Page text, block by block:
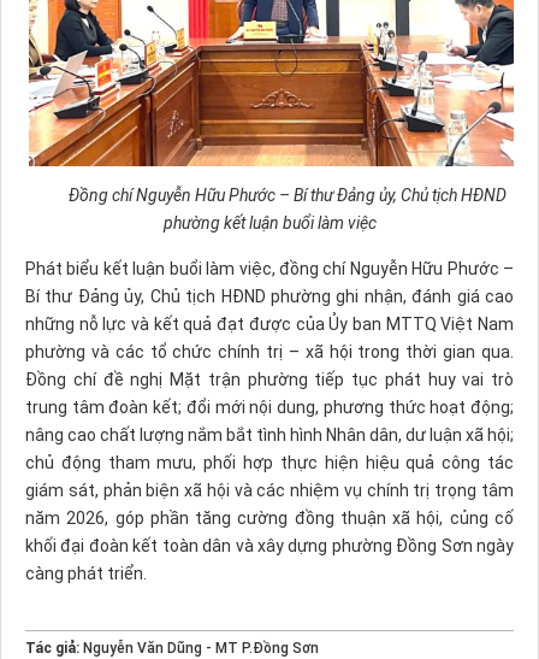
Đồng chí Nguyễn Hữu Phước – Bí thư Đảng ủy, Chủ tịch HĐND
phường kết luận buổi làm việc
Phát biểu kết luận buổi làm việc, đồng chí Nguyễn Hữu Phước –
Bí thư Đảng ủy, Chủ tịch HĐND phường ghi nhận, đánh giá cao
những nỗ lực và kết quả đạt được của Ủy ban MTTQ Việt Nam
phường và các tổ chức chính trị – xã hội trong thời gian qua.
Đồng chí đề nghị Mặt trận phường tiếp tục phát huy vai trò
trung tâm đoàn kết; đổi mới nội dung, phương thức hoạt động;
nâng cao chất lượng nắm bắt tình hình Nhân dân, dư luận xã hội;
chủ động tham mưu, phối hợp thực hiện hiệu quả công tác
giám sát, phản biện xã hội và các nhiệm vụ chính trị trọng tâm
năm 2026, góp phần tăng cường đồng thuận xã hội, củng cố
khối đại đoàn kết toàn dân và xây dựng phường Đồng Sơn ngày
càng phát triển.
Tác giả: Nguyễn Văn Dũng - MT P.Đồng Sơn